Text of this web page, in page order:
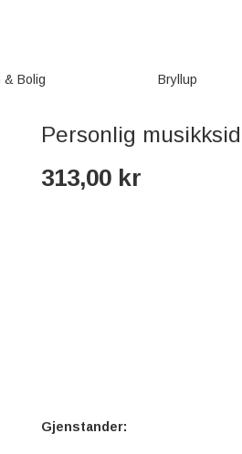
& Bolig Bryllup
Personlig
313,00 kr
Gjenstander: